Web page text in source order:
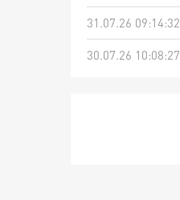
31.07.26 09:14:32
30.07.26 10:08:27